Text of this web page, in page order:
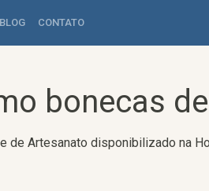
BLOG CONTATO
bonecas
de Artesanato disponibilizado na